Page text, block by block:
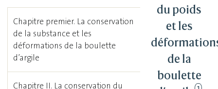
du poids
et les
de la
boulette
Chapitre premier. La conservation
de la substance et les
déformations de la boulette
d’argile
Chapitre II. La conservation du